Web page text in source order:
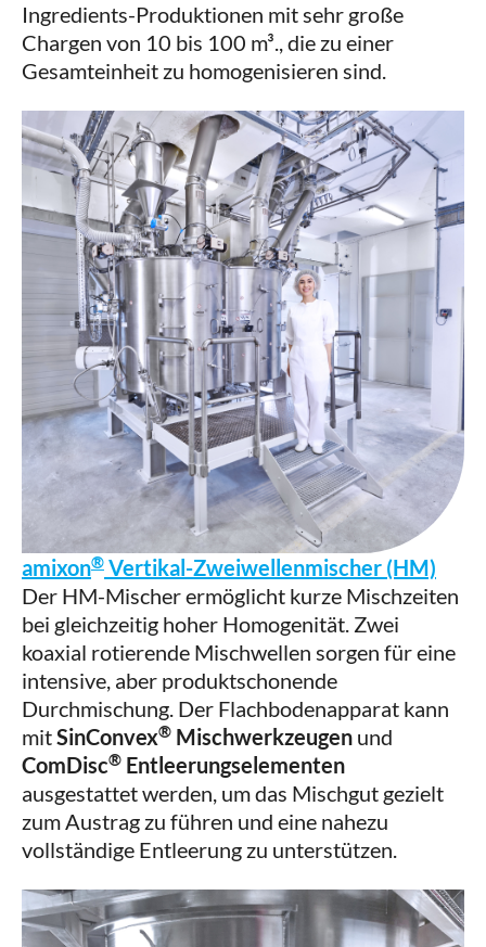
Ingredients-Produktionen mit sehr große
Chargen von 10 bis 100 m³., die zu einer
Gesamteinheit zu homogenisieren sind.
amixon® Vertikal-Zweiwellenmischer (HM)
Der HM-Mischer ermöglicht kurze Mischzeiten
bei gleichzeitig hoher Homogenität. Zwei
koaxial rotierende Mischwellen sorgen für eine
intensive, aber produktschonende
Durchmischung. Der Flachbodenapparat kann
mitSinConvex® Mischwerkzeugen und
ComDisc® Entleerungselementen
ausgestattet werden, um das Mischgut gezielt
zum Austrag zu führen und eine nahezu
vollständige Entleerung zu unterstützen.